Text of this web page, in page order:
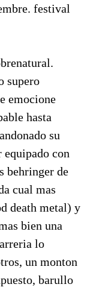
festival
supero
emocione
hasta
su
con
behringer de
cual mas
death metal) y
bien una
lo
un monton
barullo